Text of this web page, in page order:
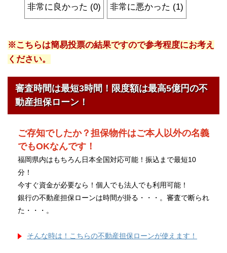
非常に良かった (0) 非常に悪かった (1)
※こちらは簡易投票の結果ですので参考程度にお考え
ください。
審査時間は最短3時間！限度額は最高5億円の不
動産担保ローン！
ご存知でしたか？担保物件はご本人以外の名義
でもOKなんです！
福岡県内はもちろん日本全国対応可能！振込まで最短10
分！
今すぐ資金が必要なら！個人でも法人でも利用可能！
銀行の不動産担保ローンは時間が掛る・・・。審査で断られ
た・・・。
そんな時は！こちらの不動産担保ローンが使えます！